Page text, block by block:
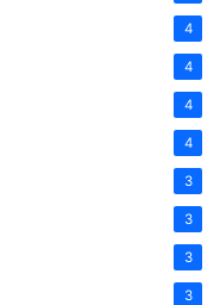
4
4
4
4
3
3
3
3